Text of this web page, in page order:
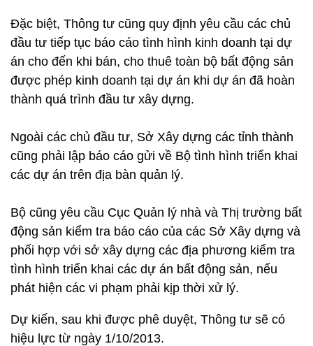
Đặc biệt, Thông tư cũng quy định yêu cầu các chủ
đầu tư tiếp tục báo cáo tình hình kinh doanh tại dự
án cho đến khi bán, cho thuê toàn bộ bất động sản
được phép kinh doanh tại dự án khi dự án đã hoàn
thành quá trình đầu tư xây dựng.
Ngoài các chủ đầu tư, Sở Xây dựng các tỉnh thành
cũng phải lập báo cáo gửi về Bộ tình hình triển khai
các dự án trên địa bàn quản lý.
Bộ cũng yêu cầu Cục Quản lý nhà và Thị trường bất
động sản kiểm tra báo cáo của các Sở Xây dựng và
phối hợp với sở xây dựng các địa phương kiểm tra
tình hình triển khai các dự án bất động sản, nếu
phát hiện các vi phạm phải kịp thời xử lý.
Dự kiến, sau khi được phê duyệt, Thông tư sẽ có
hiệu lực từ ngày 1/10/2013.